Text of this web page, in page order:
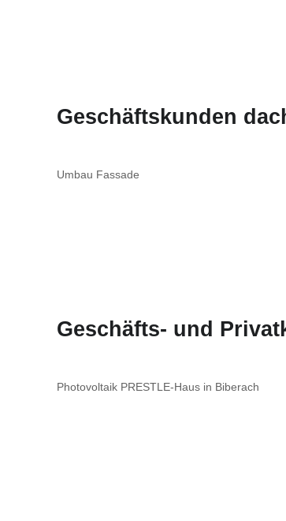
Geschäftskunden
Umbau Fassade
Geschäfts- und
Photovoltaik PRESTLE-Haus in Biberach